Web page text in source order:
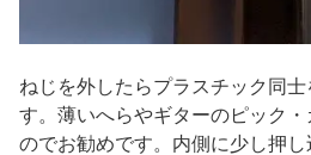
ねじを外したらプラスチック同
す。薄いへらやギターのピック
のでお勧めです。内側に少し押